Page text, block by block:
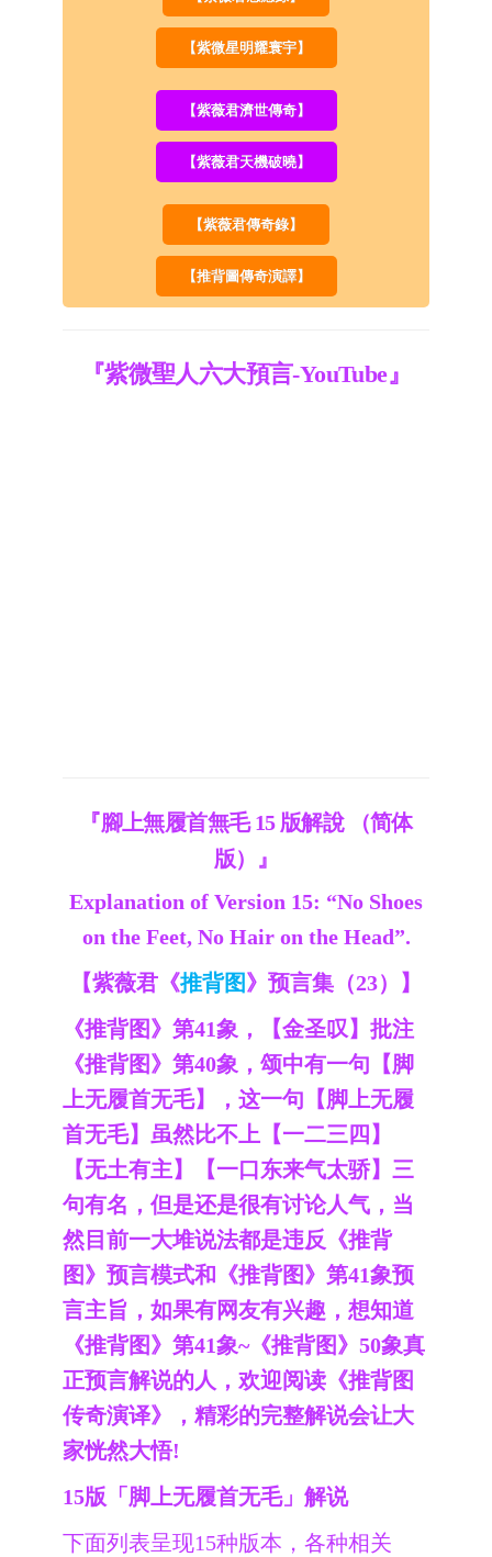
【紫微星明耀寰宇】
【紫薇君濟世傳奇】
【紫薇君天機破曉】
【紫薇君傳奇錄】
【推背圖傳奇演譯】
『紫微聖人六大預言-YouTube』
『腳上無履首無毛 15 版解說 （简体
版）』
Explanation of Version 15: “No Shoes
on the Feet, No Hair on the Head”.
【紫薇君《推背图 》预言集（23）】
《推背图》第41象，【金圣叹】批注
《推背图》第40象，颂中有一句【脚
上无履首无毛】，这一句【脚上无履
首无毛】虽然比不上【一二三四】
【无土有主】【一口东来气太骄】三
句有名，但是还是很有讨论人气，当
然目前一大堆说法都是违反《推背
图》预言模式和《推背图》第41象预
言主旨，如果有网友有兴趣，想知道
《推背图》第41象~《推背图》50象真
正预言解说的人，欢迎阅读《推背图
传奇演译》，精彩的完整解说会让大
家恍然大悟!
15版「脚上无履首无毛」解说
下面列表呈现15种版本，各种相关